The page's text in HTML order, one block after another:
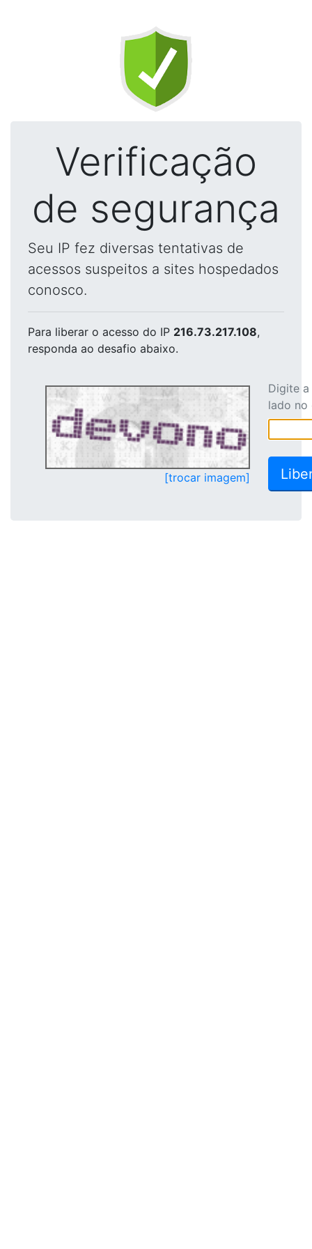
Verificação
de segurança
Seu IP fez diversas tentativas de
acessos suspeitos a sites hospedados
conosco.
Para liberar o acesso do IP 216.73.217.108,
responda ao desafio abaixo.
[trocar imagem]
Digite
lado no